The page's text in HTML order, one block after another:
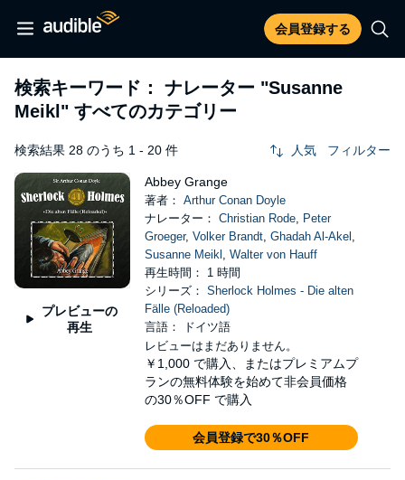
会員登録する
検索キーワード： ナレーター "Susanne
Meikl" すべてのカテゴリー
検索結果 28 のうち 1 - 20 件 人気 フィルター
プレビューの
再生
Abbey Grange
著者： Arthur Conan Doyle
ナレーター： Christian Rode, Peter
Groeger, Volker Brandt, Ghadah Al-Akel ,
Susanne Meikl , Walter von Hauff
再生時間： 1 時間
シリーズ： Sherlock Holmes - Die alten
Fälle (Reloaded)
言語： ドイツ語
レビューはまだありません。
￥1,000 で購入、またはプレミアムプ
ランの無料体験を始めて非会員価格
の30％OFF で購入
会員登録で30％OFF